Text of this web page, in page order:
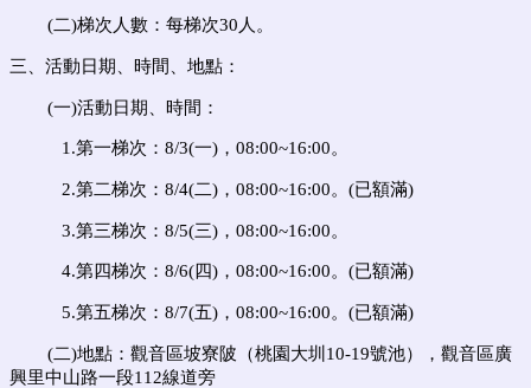
(二)梯次人數：每梯次30人。
三、 活動日期、時間、地點：
(一)活動日期、時間：
1.第一梯次： 8/3(一) ， 08:00~16:00。
2.第二梯次：8/4(二)，08:00~16:00。(已額滿)
3.第三梯次：8/5(三)，08:00~16:00。
4.第四梯次：8/6(四)，08:00~16:00。(已額滿)
5.第五梯次：8/7(五)，08:00~16:00。 (已額滿)
(二)地點：觀音區坡寮陂（桃園大圳 10-19號池），觀音區廣
興里中山路一段112線道旁